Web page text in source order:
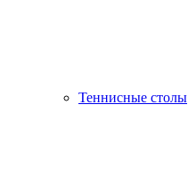
Теннисные столы